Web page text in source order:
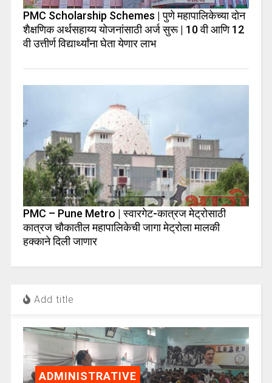
PMC Scholarship Schemes | पुणे महापालिकेच्या दोन
शैक्षणिक अर्थसहाय्य योजनांसाठी अर्ज सुरू | 10 वी आणि 12
वी उत्तीर्ण विद्यार्थ्यांना घेता येणार लाभ
PMC – Pune Metro | स्वारगेट-कात्रज मेट्रोसाठी
कात्रज चौकातील महापालिकेची जागा मेट्रोला मालकी
हक्काने दिली जाणार
Add title
ADMINISTRATIVE